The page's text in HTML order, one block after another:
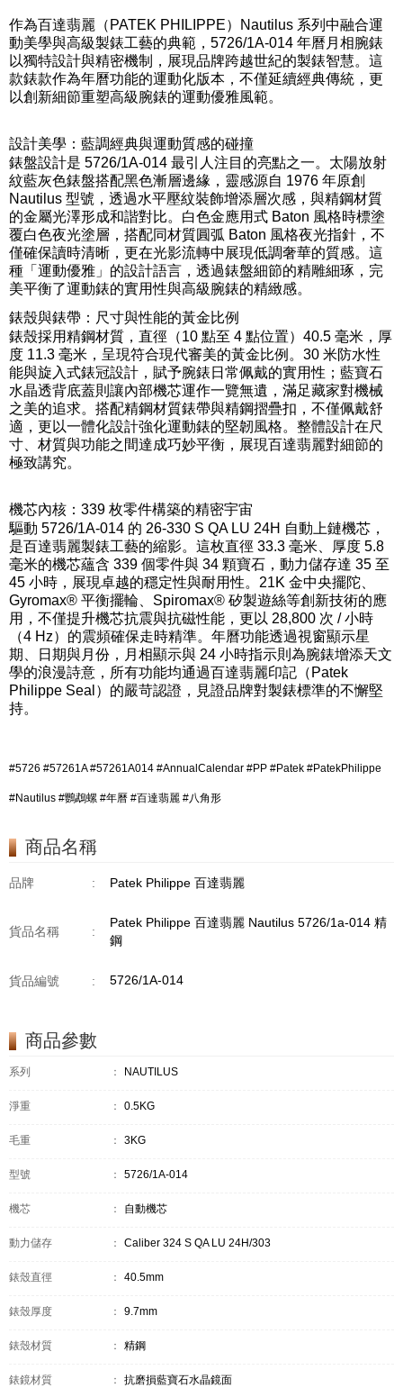
作為百達翡麗（PATEK PHILIPPE）Nautilus 系列中融合運
動美學與高級製錶工藝的典範，5726/1A-014 年曆月相腕錶
以獨特設計與精密機制，展現品牌跨越世紀的製錶智慧。這
款錶款作為年曆功能的運動化版本，不僅延續經典傳統，更
以創新細節重塑高級腕錶的運動優雅風範。
設計美學：藍調經典與運動質感的碰撞
錶盤設計是 5726/1A-014 最引人注目的亮點之一。太陽放射
紋藍灰色錶盤搭配黑色漸層邊緣，靈感源自 1976 年原創
Nautilus 型號，透過水平壓紋裝飾增添層次感，與精鋼材質
的金屬光澤形成和諧對比。白色金應用式 Baton 風格時標塗
覆白色夜光塗層，搭配同材質圓弧 Baton 風格夜光指針，不
僅確保讀時清晰，更在光影流轉中展現低調奢華的質感。這
種「運動優雅」的設計語言，透過錶盤細節的精雕細琢，完
美平衡了運動錶的實用性與高級腕錶的精緻感。
錶殼與錶帶：尺寸與性能的黃金比例
錶殼採用精鋼材質，直徑（10 點至 4 點位置）40.5 毫米，厚
度 11.3 毫米，呈現符合現代審美的黃金比例。30 米防水性
能與旋入式錶冠設計，賦予腕錶日常佩戴的實用性；藍寶石
水晶透背底蓋則讓內部機芯運作一覽無遺，滿足藏家對機械
之美的追求。搭配精鋼材質錶帶與精鋼摺疊扣，不僅佩戴舒
適，更以一體化設計強化運動錶的堅韌風格。整體設計在尺
寸、材質與功能之間達成巧妙平衡，展現百達翡麗對細節的
極致講究。
機芯內核：339 枚零件構築的精密宇宙
驅動 5726/1A-014 的 26-330 S QA LU 24H 自動上鏈機芯，
是百達翡麗製錶工藝的縮影。這枚直徑 33.3 毫米、厚度 5.8
毫米的機芯蘊含 339 個零件與 34 顆寶石，動力儲存達 35 至
45 小時，展現卓越的穩定性與耐用性。21K 金中央擺陀、
Gyromax® 平衡擺輪、Spiromax® 矽製遊絲等創新技術的應
用，不僅提升機芯抗震與抗磁性能，更以 28,800 次 / 小時
（4 Hz）的震頻確保走時精準。年曆功能透過視窗顯示星
期、日期與月份，月相顯示與 24 小時指示則為腕錶增添天文
學的浪漫詩意，所有功能均通過百達翡麗印記（Patek
Philippe Seal）的嚴苛認證，見證品牌對製錶標準的不懈堅
持。
#5726 #57261A #57261A014 #AnnualCalendar #PP #Patek #PatekPhilippe
#Nautilus #鸚鵡螺 #年曆 #百達翡麗 #八角形
商品名稱
品牌 : Patek Philippe 百達翡麗
貨品名稱 :
Patek Philippe 百達翡麗 Nautilus 5726/1a-014 精
鋼
貨品編號 : 5726/1A-014
商品參數
系列 ： NAUTILUS
淨重 ： 0.5KG
毛重 ： 3KG
型號 ： 5726/1A-014
機芯 ： 自動機芯
動力儲存 ： Caliber 324 S QA LU 24H/303
錶殼直徑 ： 40.5mm
錶殼厚度 ： 9.7mm
錶殼材質 ： 精鋼
錶鏡材質 ： 抗磨損藍寶石水晶鏡面